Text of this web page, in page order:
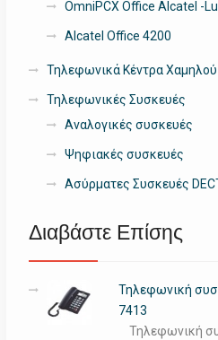
OmniPCX Office Alcatel -
Alcatel Office 4200
Τηλεφωνικά Κέντρα
Τηλεφωνικές Συσκευές
Αναλογικές συσκευές
Ψηφιακές συσκευές
Ασύρματες Συσκευές
Διαβάστε Επίσης
Τηλεφωνική
7413
Τηλεφωνική